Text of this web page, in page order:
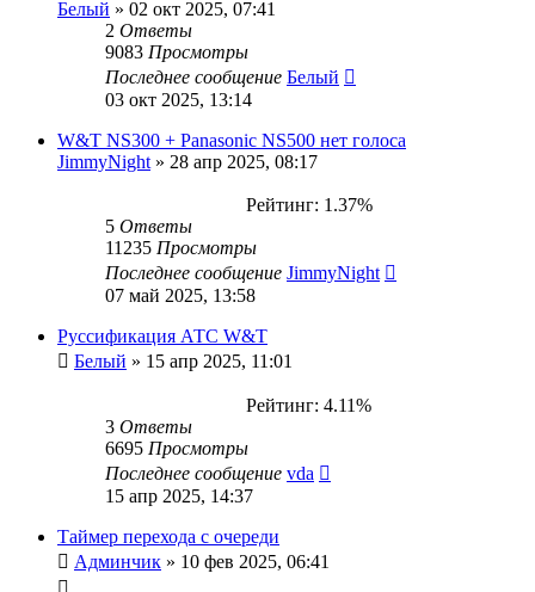
Белый » 02 окт 2025, 07:41
2 Ответы
9083 Просмотры
Последнее сообщение Белый
03 окт 2025, 13:14
W&T NS300 + Panasonic NS500 нет голоса
JimmyNight » 28 апр 2025, 08:17
Рейтинг: 1.37%
5 Ответы
11235 Просмотры
Последнее сообщение JimmyNight
07 май 2025, 13:58
Руссификация АТС W&T
Белый » 15 апр 2025, 11:01
Рейтинг: 4.11%
3 Ответы
6695 Просмотры
Последнее сообщение vda
15 апр 2025, 14:37
Таймер перехода с очереди
Админчик » 10 фев 2025, 06:41